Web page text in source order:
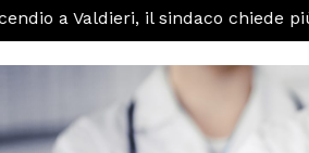
a Valdieri, il sindaco chiede